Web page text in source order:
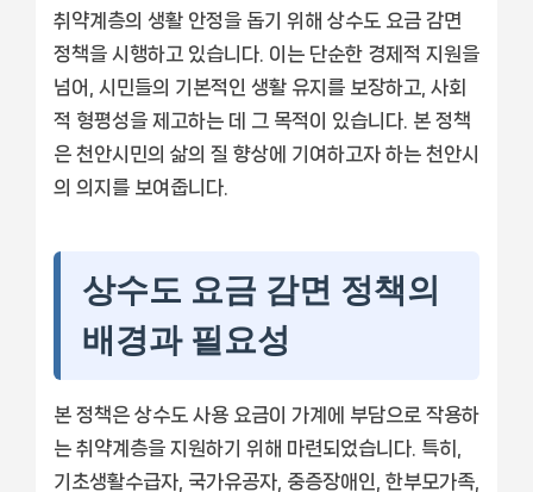
취약계층의 생활 안정을 돕기 위해 상수도 요금 감면
정책을 시행하고 있습니다. 이는 단순한 경제적 지원을
넘어, 시민들의 기본적인 생활 유지를 보장하고, 사회
적 형평성을 제고하는 데 그 목적이 있습니다. 본 정책
은 천안시민의 삶의 질 향상에 기여하고자 하는 천안시
의 의지를 보여줍니다.
상수도 요금 감면 정책의
배경과 필요성
본 정책은 상수도 사용 요금이 가계에 부담으로 작용하
는 취약계층을 지원하기 위해 마련되었습니다. 특히,
기초생활수급자, 국가유공자, 중증장애인, 한부모가족,